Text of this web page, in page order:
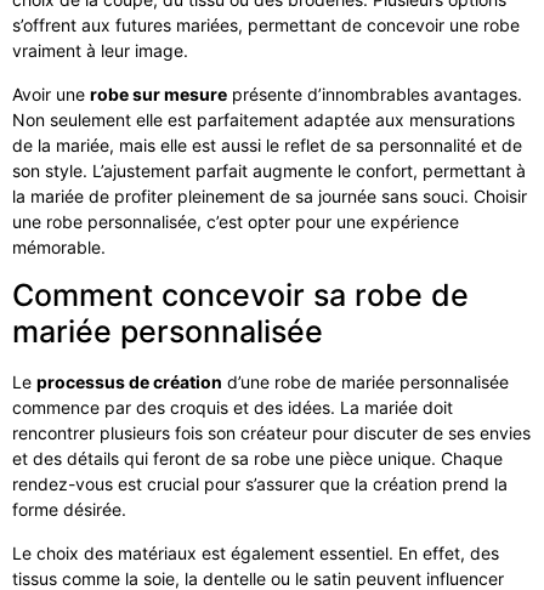
s’offrent aux futures mariées, permettant de concevoir une robe
vraiment à leur image.
Avoir une robe sur mesure présente d’innombrables avantages.
Non seulement elle est parfaitement adaptée aux mensurations
de la mariée, mais elle est aussi le reflet de sa personnalité et de
son style. L’ajustement parfait augmente le confort, permettant à
la mariée de profiter pleinement de sa journée sans souci. Choisir
une robe personnalisée, c’est opter pour une expérience
mémorable.
Comment concevoir sa robe de
mariée personnalisée
Le processus de création d’une robe de mariée personnalisée
commence par des croquis et des idées. La mariée doit
rencontrer plusieurs fois son créateur pour discuter de ses envies
et des détails qui feront de sa robe une pièce unique. Chaque
rendez-vous est crucial pour s’assurer que la création prend la
forme désirée.
Le choix des matériaux est également essentiel. En effet, des
tissus comme la soie, la dentelle ou le satin peuvent influencer